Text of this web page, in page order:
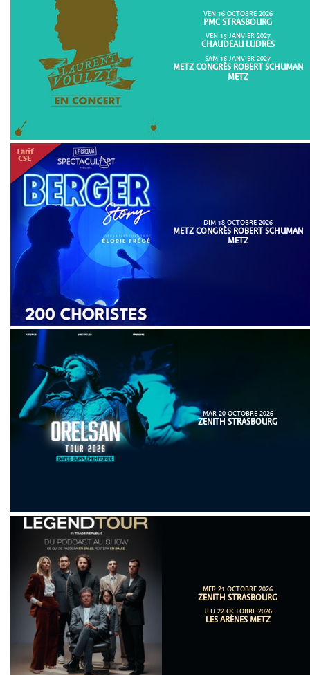
VEN 16 OCTOBRE 2026
PMC STRASBOURG
VEN 15 JANVIER 2027
CHAUDEAU LUDRES
SAM 16 JANVIER 2027
METZ CONGRÈS ROBERT SCHUMAN
METZ
DIM 18 OCTOBRE 2026
METZ CONGRÈS ROBERT SCHUMAN
METZ
MAR 20 OCTOBRE 2026
ZENITH STRASBOURG
MER 21 OCTOBRE 2026
ZENITH STRASBOURG
JEU 22 OCTOBRE 2026
LES ARÈNES METZ